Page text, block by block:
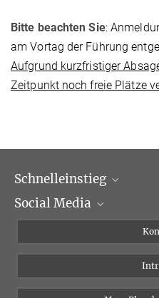
Bitte beachten Sie:
am Vortag der Führung
Aufgrund kurzfristiger
Zeitpunkt noch freie Plätze
Schnelleinstieg
Wissenschaftliche
Social Media
Instagram
Bluesky